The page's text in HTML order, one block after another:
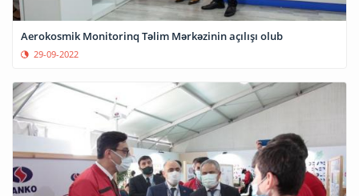
Aerokosmik Monitorinq Təlim Mərkəzinin açılışı olub
29-09-2022